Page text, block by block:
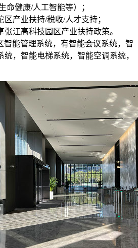
命健康/人工智能等）；
区产业扶持/税收/人才支持；
江高科技园区产业扶持政策。
智能管理系统，有智能会议系统，智
，智能电梯系统，智能空调系统，